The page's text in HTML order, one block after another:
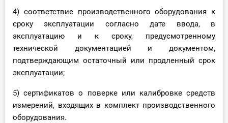
4) соответствие производственного оборудования к
сроку эксплуатации согласно дате ввода, в
эксплуатацию и к сроку, предусмотренному
технической документацией и документом,
подтверждающим остаточный или продленный срок
эксплуатации;
5) сертификатов о поверке или калибровке средств
измерений, входящих в комплект производственного
оборудования.